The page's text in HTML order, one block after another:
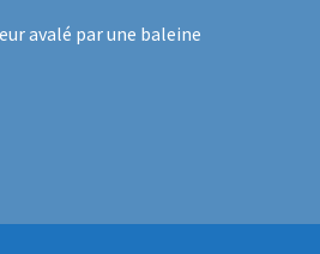
avalé par une baleine